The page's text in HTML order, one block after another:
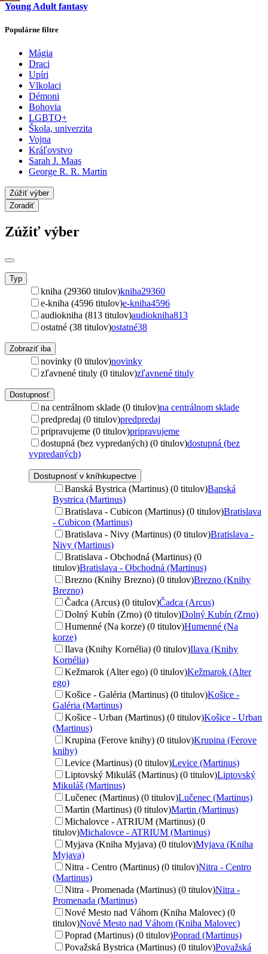
Young Adult fantasy
Populárne filtre
Mágia
Draci
Upíri
Vlkolaci
Démoni
Bohovia
LGBTQ+
Škola, univerzita
Vojna
Kráľovstvo
Sarah J. Maas
George R. R. Martin
Zúžiť výber
Zoradiť
Zúžiť výber
Typ
kniha (29360 titulov)kniha29360
e-kniha (4596 titulov)e-kniha4596
audiokniha (813 titulov)audiokniha813
ostatné (38 titulov)ostatné38
Zobraziť iba
novinky (0 titulov)novinky
zľavnené tituly (0 titulov)zľavnené tituly
Dostupnosť
na centrálnom sklade (0 titulov)na centrálnom sklade
predpredaj (0 titulov)predpredaj
pripravujeme (0 titulov)pripravujeme
dostupná (bez vypredaných) (0 titulov)dostupná (bez
vypredaných)
Dostupnosť v kníhkupectve
Banská Bystrica (Martinus) (0 titulov)Banská
Bystrica (Martinus)
Bratislava - Cubicon (Martinus) (0 titulov)Bratislava
- Cubicon (Martinus)
Bratislava - Nivy (Martinus) (0 titulov)Bratislava -
Nivy (Martinus)
Bratislava - Obchodná (Martinus) (0
titulov)Bratislava - Obchodná (Martinus)
Brezno (Knihy Brezno) (0 titulov)Brezno (Knihy
Brezno)
Čadca (Arcus) (0 titulov)Čadca (Arcus)
Dolný Kubín (Zrno) (0 titulov)Dolný Kubín (Zrno)
Humenné (Na korze) (0 titulov)Humenné (Na
korze)
Ilava (Knihy Kornélia) (0 titulov)Ilava (Knihy
Kornélia)
Kežmarok (Alter ego) (0 titulov)Kežmarok (Alter
ego)
Košice - Galéria (Martinus) (0 titulov)Košice -
Galéria (Martinus)
Košice - Urban (Martinus) (0 titulov)Košice - Urban
(Martinus)
Krupina (Ferove knihy) (0 titulov)Krupina (Ferove
knihy)
Levice (Martinus) (0 titulov)Levice (Martinus)
Liptovský Mikuláš (Martinus) (0 titulov)Liptovský
Mikuláš (Martinus)
Lučenec (Martinus) (0 titulov)Lučenec (Martinus)
Martin (Martinus) (0 titulov)Martin (Martinus)
Michalovce - ATRIUM (Martinus) (0
titulov)Michalovce - ATRIUM (Martinus)
Myjava (Kniha Myjava) (0 titulov)Myjava (Kniha
Myjava)
Nitra - Centro (Martinus) (0 titulov)Nitra - Centro
(Martinus)
Nitra - Promenada (Martinus) (0 titulov)Nitra -
Promenada (Martinus)
Nové Mesto nad Váhom (Kniha Malovec) (0
titulov)Nové Mesto nad Váhom (Kniha Malovec)
Poprad (Martinus) (0 titulov)Poprad (Martinus)
Považská Bystrica (Martinus) (0 titulov)Považská